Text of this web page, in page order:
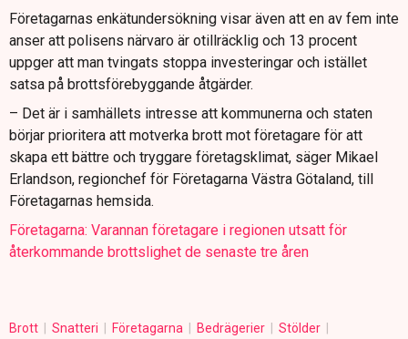
Företagarnas enkätundersökning visar även att en av fem inte
anser att polisens närvaro är otillräcklig och 13 procent
uppger att man tvingats stoppa investeringar och istället
satsa på brottsförebyggande åtgärder.
– Det är i samhällets intresse att kommunerna och staten
börjar prioritera att motverka brott mot företagare för att
skapa ett bättre och tryggare företagsklimat, säger Mikael
Erlandson, regionchef för Företagarna Västra Götaland, till
Företagarnas hemsida.
Företagarna: Varannan företagare i regionen utsatt för
återkommande brottslighet de senaste tre åren
Brott Snatteri Företagarna Bedrägerier
Stölder